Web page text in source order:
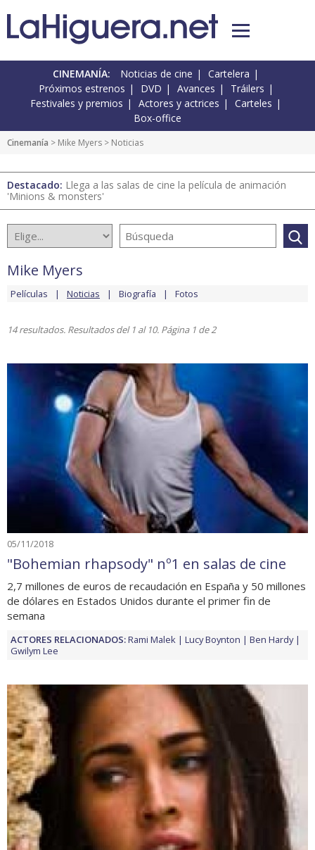
CINEMANÍA: Noticias de cine
Cartelera
Próximos estrenos
DVD Avances
Tráilers
Festivales y premios
Actores y actrices
Carteles
Box-office
Cinemanía > Mike Myers > Noticias
Destacado: Llega a las salas de cine la película de animación
'Minions & monsters'
Mike Myers
Películas Noticias Biografía Fotos
14 resultados. Resultados del 1 al 10. Página 1 de 2
05/11/2018
"Bohemian rhapsody" nº1 en salas de cine
2,7 millones de euros de recaudación en España y 50 millones
de dólares en Estados Unidos durante el primer fin de
semana
ACTORES RELACIONADOS:Rami Malek Lucy Boynton
Ben Hardy
Gwilym Lee